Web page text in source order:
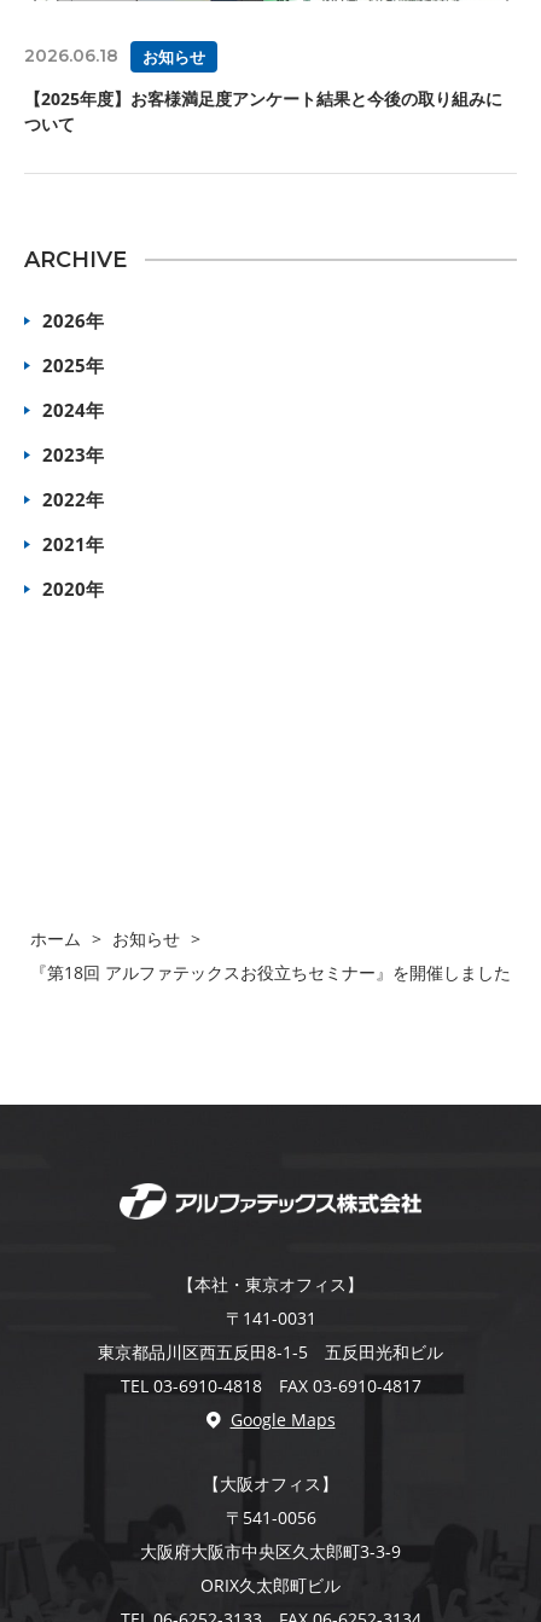
2026.06.18 お知らせ
【2025年度】お客様満足度アンケート結果と今後の取り組みに
ついて
ARCHIVE
2026年
2025年
2024年
2023年
2022年
2021年
2020年
ホーム > お知らせ >
『第18回 アルファテックスお役立ちセミナー』を開催しました
【本社・東京オフィス】
〒141-0031
東京都品川区西五反田8-1-5 五反田光和ビル
TEL 03-6910-4818 FAX 03-6910-4817
Google Maps
【大阪オフィス】
〒541-0056
大阪府大阪市中央区久太郎町3-3-9
ORIX久太郎町ビル